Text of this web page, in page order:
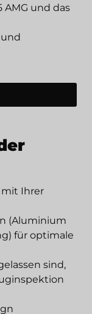
AMG und das
mit Ihrer
(Aluminium
für optimale
sind,